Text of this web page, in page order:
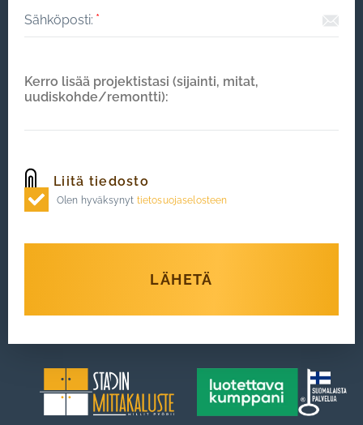
Olen hyväksynyt tietosuojaselosteen
LÄHETÄ